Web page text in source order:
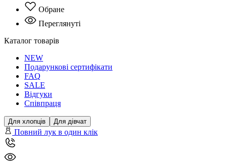
Обране
Переглянуті
Каталог товарів
NEW
Подарункові сертифікати
FAQ
SALE
Відгуки
Співпраця
Для хлопців Для дівчат
Повний лук в один клік